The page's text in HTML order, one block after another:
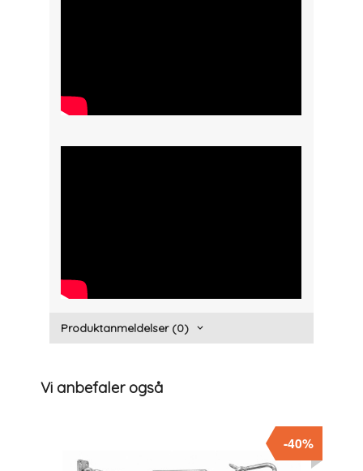
" width="300" height="150">
" width="300" height="150">
Produktanmeldelser (0)
Vi anbefaler også
-40%